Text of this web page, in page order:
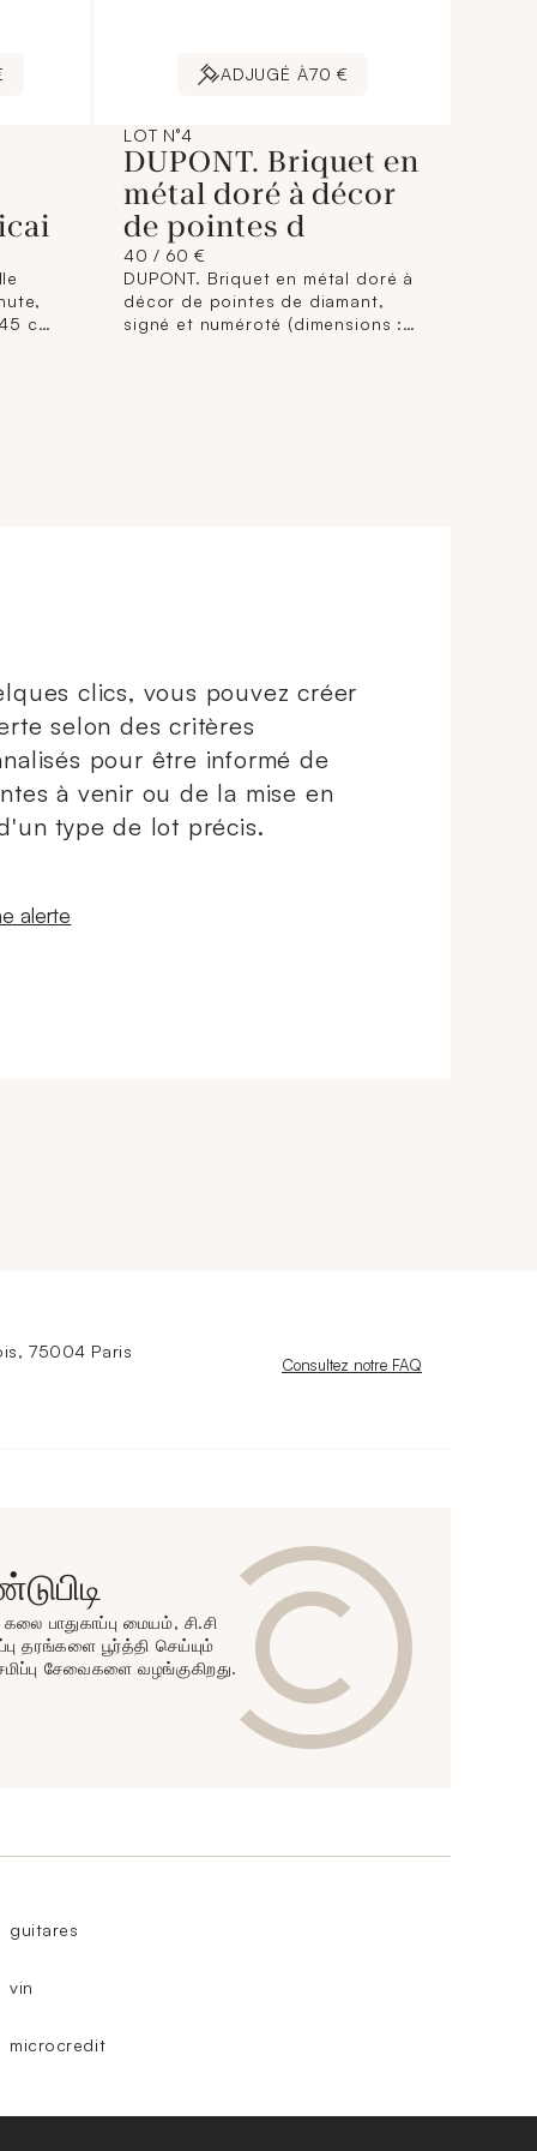
cm
ADJUGÉ À70 €
LOT N°4
DUPONT. Briquet en
métal doré à décor
de pointes d
40 / 60 €
DUPONT. Briquet en métal doré à
décor de pointes de diamant,
signé et numéroté (dimensions :
clics, vous pouvez créer
selon des critères
pour être informé de
à venir ou de la mise en
type de lot précis.
fenêtre
alerte
75004 Paris
Nouvelle fenêtre
Consultez notre FAQ
கலை பாதுகாப்பு மையம், சி.சி
தரங்களை பூர்த்தி செய்யும்
சேவைகளை வழங்குகிறது.
guitares
vin
microcredit